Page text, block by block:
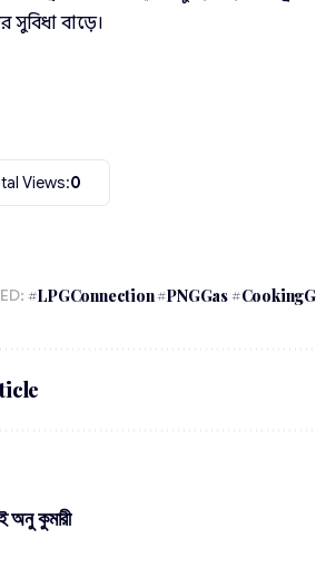
সুবিধা বাড়ে।
Views:0
#LPGConnection #PNGGas
অনু কুমারী